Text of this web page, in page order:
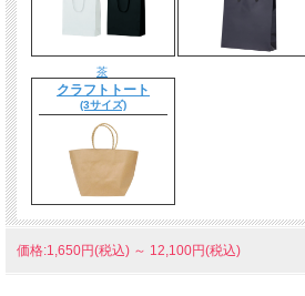
茶
クラフトトート
(3サイズ)
価格:1,650円(税込) ～ 12,100円(税込)